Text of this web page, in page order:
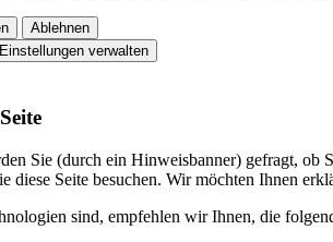
Ablehnen
verwalten
Sie (durch ein Hinweisbanner) gefragt,
diese Seite besuchen. Wir möchten Ihnen
sind, empfehlen wir Ihnen, die